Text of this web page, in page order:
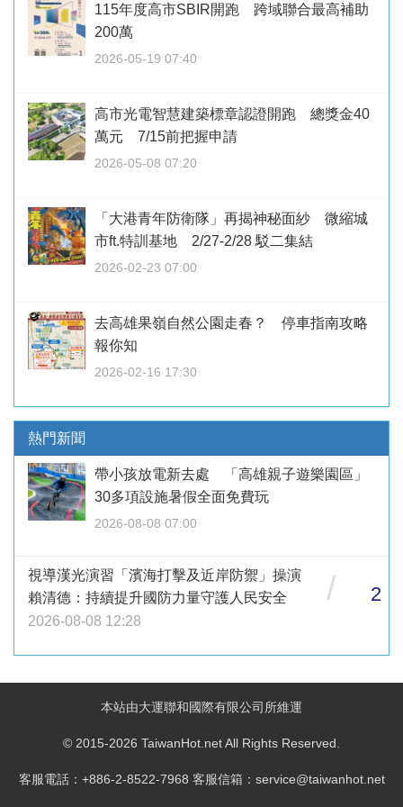
115年度高市SBIR開跑 跨域聯合最高補助
200萬
2026-05-19 07:40
高市光電智慧建築標章認證開跑 總獎金40
萬元 7/15前把握申請
2026-05-08 07:20
「大港青年防衛隊」再揭神秘面紗 微縮城
市ft.特訓基地 2/27-2/28 駁二集結
2026-02-23 07:00
去高雄果嶺自然公園走春？ 停車指南攻略
報你知
2026-02-16 17:30
熱門新聞
帶小孩放電新去處 「高雄親子遊樂園區」
30多項設施暑假全面免費玩
2026-08-08 07:00
視導漢光演習「濱海打擊及近岸防禦」操演
賴清德：持續提升國防力量守護人民安全
2026-08-08 12:28
/ 2
本站由大運聯和國際有限公司所維運
© 2015-2026 TaiwanHot.net All Rights Reserved.
客服電話：+886-2-8522-7968 客服信箱：service@taiwanhot.net